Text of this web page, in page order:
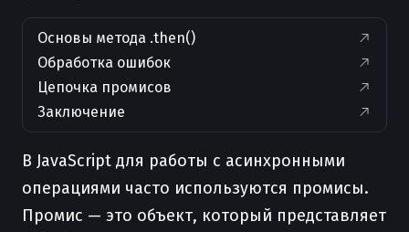
Основы метода .then()
Обработка ошибок
Цепочка промисов
Заключение
В JavaScript для работы с асинхронными
операциями часто используются промисы.
Промис — это объект, который представляет